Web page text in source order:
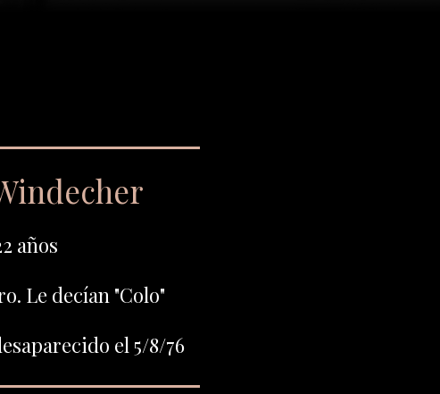
años
Le decían "Colo"
el 5/8/76